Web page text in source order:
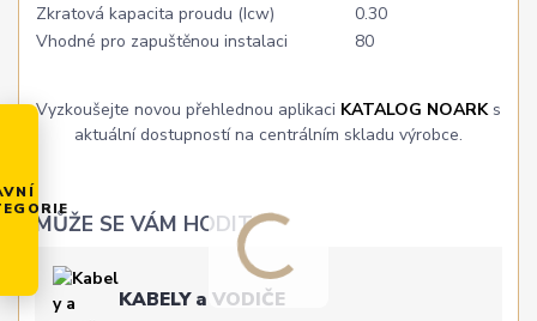
Zkratová kapacita proudu (Icw)
0.30
Vhodné pro zapuštěnou instalaci
80
Vyzkoušejte novou přehlednou aplikaci KATALOG NOARKs
aktuální dostupností na centrálním skladu výrobce.
MŮŽE SE VÁM HODIT
KABELY a VODIČE